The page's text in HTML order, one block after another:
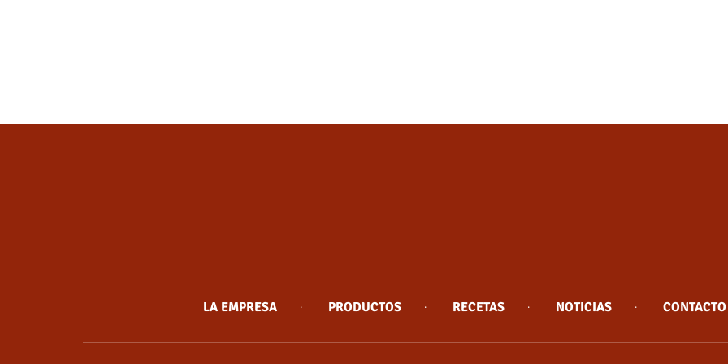
LA EMPRESA PRODUCTOS RECETAS NOTICIAS CONTACTO